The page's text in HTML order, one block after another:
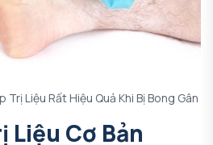
Trị Liệu Rất Hiệu Quả Khi Bị Bong Gân
Liệu Cơ Bản